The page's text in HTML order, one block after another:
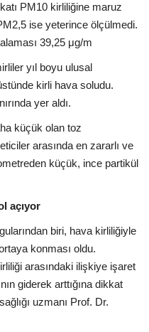
PM10 kirliliğine maruz
ise yeterince ölçülmedi.
39,25 μg/m
yıl boyu ulusal
kirli hava soludu.
yer aldı.
küçük olan toz
arasında en zararlı ve
küçük, ince partikül
açıyor
biri, hava kirliliğiyle
konması oldu.
arasındaki ilişkiye işaret
giderek arttığına dikkat
uzmanı Prof. Dr.